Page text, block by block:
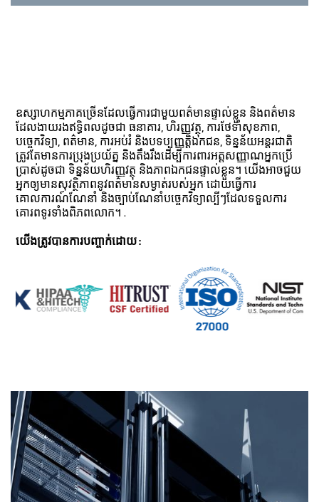
ឧស្សាហកម្មភាគច្រើនដែលធ្វើការជាមួយពត៌មានផ្ទាល់ខ្លួន និងពត៌មាន
ដែលងាយរងឥទ្ធិពលដូចជា ធនាគារ, ហិរញ្ញវត្ថុ, ការថែទាំសុខភាព,
បច្ចេកវិទ្យា, ពត៌មាន, ការអប់រំ និងបទប្បញ្ញត្តិឯកជន, ទិន្នន័យអន្តរជាតិ
ត្រូវតែមានការប្រុងប្រយ័ត្ន និងតឹងរឹងដើម្បីការពារអត្តសញ្ញាណអ្នកប្រើ
ប្រាស់ដូចជា ទិន្នន័យហិរញ្ញវត្ថុ និងភាពឯកជនផ្ទាល់ខ្លួន។ យើងអាចជួយ
អ្នកឲ្យមានសុវត្ថិភាពនូវពត៌មានសម្ងាត់របស់អ្នក ដោយធ្វើការ
គោលការណ៍ណែនាំ និងច្បាប់ណែនាំបច្ចេកវិទ្យាល្បីៗដែលទទួលការ
គោរពទូរទាំងពិភពលោក។ .
យើងត្រូវបានការបញ្ចាក់ដោយ :